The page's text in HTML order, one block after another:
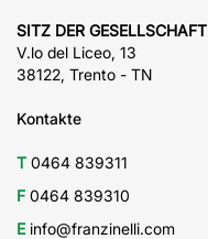
SITZ DER GESELLSCHAFT
V.lo del Liceo, 13
38122, Trento - TN
Kontakte
T 0464 839311
F 0464 839310
E info@franzinelli.com